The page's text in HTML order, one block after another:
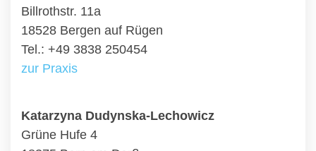
Billrothstr. 11a
18528 Bergen auf Rügen
Tel.: +49 3838 250454
zur Praxis
Katarzyna Dudynska-Lechowicz
Grüne Hufe 4